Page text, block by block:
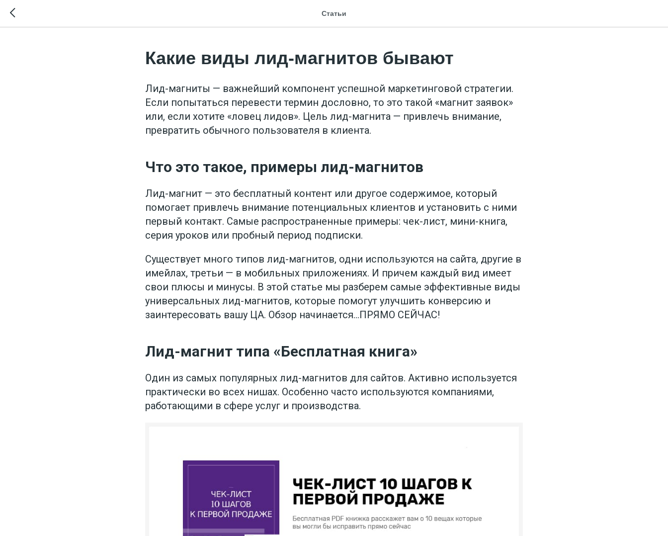
Статьи
Какие виды лид-магнитов бывают
Лид-магниты — важнейший компонент успешной маркетинговой стратегии.
Если попытаться перевести термин дословно, то это такой «магнит заявок»
или, если хотите «ловец лидов». Цель лид-магнита — привлечь внимание,
превратить обычного пользователя в клиента.
Что это такое, примеры лид-магнитов
Лид-магнит — это бесплатный контент или другое содержимое, который
помогает привлечь внимание потенциальных клиентов и установить с ними
первый контакт. Самые распространенные примеры: чек-лист, мини-книга,
серия уроков или пробный период подписки.
Существует много типов лид-магнитов, одни используются на сайта, другие в
имейлах, третьи — в мобильных приложениях. И причем каждый вид имеет
свои плюсы и минусы. В этой статье мы разберем самые эффективные виды
универсальных лид-магнитов, которые помогут улучшить конверсию и
заинтересовать вашу ЦА. Обзор начинается…ПРЯМО СЕЙЧАС!
Лид-магнит типа «Бесплатная книга»
Один из самых популярных лид-магнитов для сайтов. Активно используется
практически во всех нишах. Особенно часто используются компаниями,
работающими в сфере услуг и производства.